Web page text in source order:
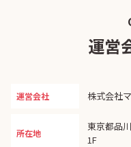
運営
運営会社 株式会社
所在地
東京都品
1F